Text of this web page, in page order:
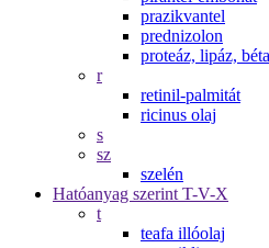
prazikvantel
prednizolon
proteáz, lipáz,
r
retinil-palmitát
ricinus olaj
s
sz
szelén
Hatóanyag szerint T-V-X
t
teafa illóolaj